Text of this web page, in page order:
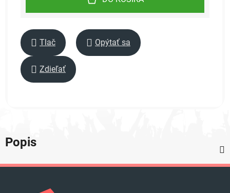
Tlač Opýtať sa
Zdieľať
Popis